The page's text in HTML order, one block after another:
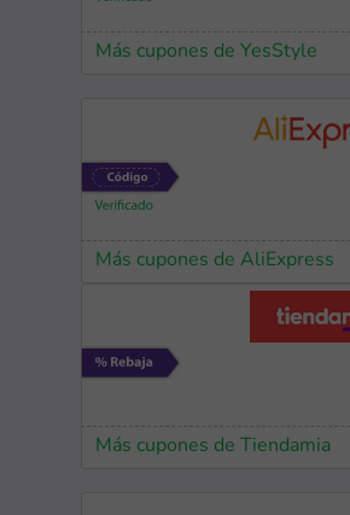
Más cupones de YesStyle
Más cupones de AliExpress
Más cupones de Tiendamia